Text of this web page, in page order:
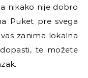
nikako nije dobro
Puket pre svega
zanima lokalna
te možete